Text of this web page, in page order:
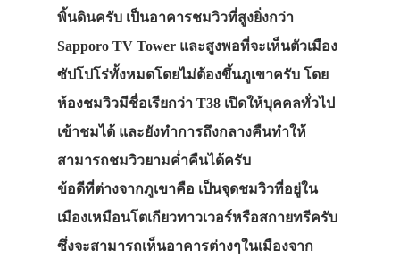
พิ้นดินครับ เป็นอาคารชมวิวที่สูงยิ่งกว่า
Sapporo TV Tower และสูงพอที่จะเห็นตัวเมือง
ซัปโปโร่ทั้งหมดโดยไม่ต้องขึ้นภูเขาครับ โดย
ห้องชมวิวมีชื่อเรียกว่า T38 เปิดให้บุคคลทั่วไป
เข้าชมได้ และยังทำการถึงกลางคืนทำให้
สามารถชมวิวยามค่ำคืนได้ครับ
ข้อดีที่ต่างจากภูเขาคือ เป็นจุดชมวิวที่อยู่ใน
เมืองเหมือนโตเกียวทาวเวอร์หรือสกายทรีครับ
ซึ่งจะสามารถเห็นอาคารต่างๆในเมืองจาก